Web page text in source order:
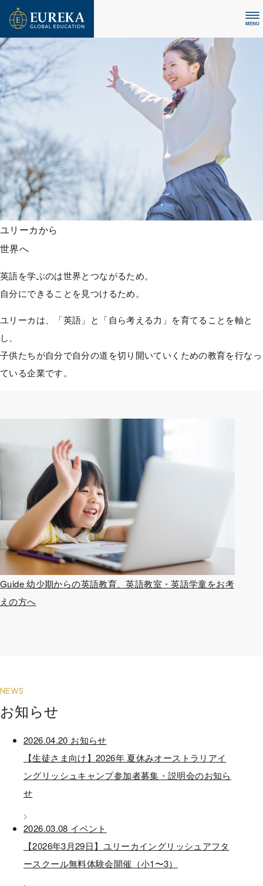
MENU
ユリーカから
世界へ
英語を学ぶのは世界とつながるため。
自分にできることを見つけるため。
ユリーカは、「英語」と「自ら考える力」を育てることを軸と
し、
子供たちが自分で自分の道を切り開いていくための教育を行なっ
ている企業です。
Guide 幼少期からの英語教育、英語教室・英語学童をお考
えの方へ
NEWS
お知らせ
2026.04.20 お知らせ
【生徒さま向け】2026年 夏休みオーストラリアイ
ングリッシュキャンプ参加者募集・説明会のお知ら
せ
2026.03.08 イベント
【2026年3月29日】ユリーカイングリッシュアフタ
ースクール無料体験会開催（小1〜3）